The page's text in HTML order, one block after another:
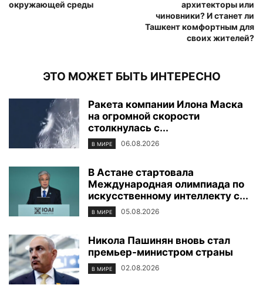
окружающей среды
архитекторы или
чиновники? И станет ли
Ташкент комфортным для
своих жителей?
ЭТО МОЖЕТ БЫТЬ ИНТЕРЕСНО
Ракета компании Илона Маска
на огромной скорости
столкнулась с...
В МИРЕ 06.08.2026
В Астане стартовала
Международная олимпиада по
искусственному интеллекту с...
В МИРЕ 05.08.2026
Никола Пашинян вновь стал
премьер-министром страны
В МИРЕ 02.08.2026